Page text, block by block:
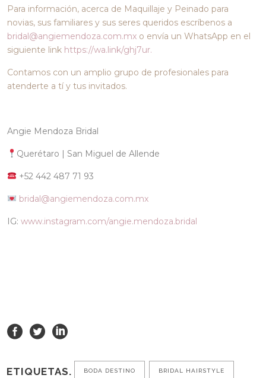
Para información, acerca de Maquillaje y Peinado para
novias, sus familiares y sus seres queridos escríbenos a
bridal@angiemendoza.com.mx o envía un WhatsApp en el
siguiente link https://wa.link/ghj7ur.
Contamos con un amplio grupo de profesionales para
atenderte a tí y tus invitados.
Angie Mendoza Bridal
Querétaro | San Miguel de Allende
+52 442 487 71 93
bridal@angiemendoza.com.mx
IG:www.instagram.com/angie.mendoza.bridal
ETIQUETAS. BODA DESTINO BRIDAL HAIRSTYLE